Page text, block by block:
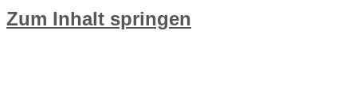
Zum Inhalt springen